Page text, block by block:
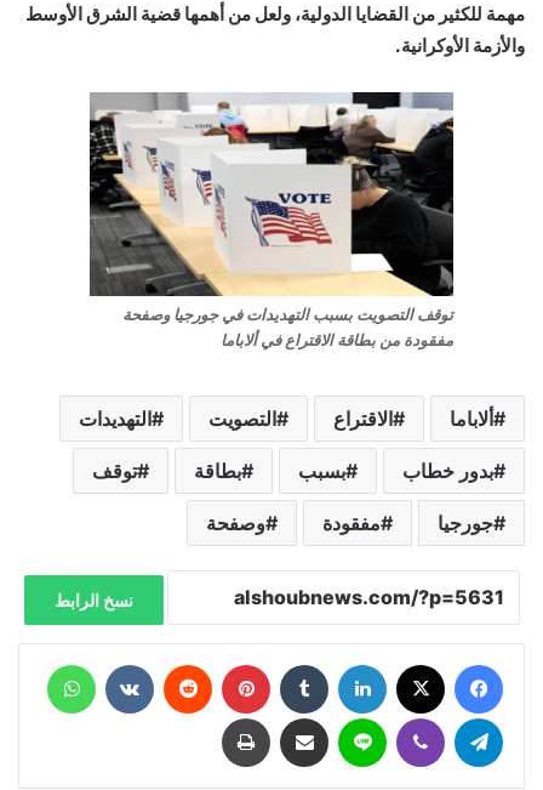
مهمة للكثير من القضايا الدولية، ولعل من أهمها قضية الشرق الأوسط
والأزمة الأوكرانية.
توقف التصويت بسبب التهديدات في جورجيا وصفحة
مفقودة من بطاقة الاقتراع في ألاباما
ألاباما الاقتراع التصويت التهديدات
بدور خطاب بسبب بطاقة توقف
جورجيا مفقودة وصفحة
نسخ الرابط